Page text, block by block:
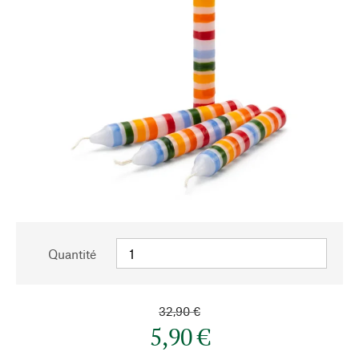
Quantité
32,90 €
5,90 €